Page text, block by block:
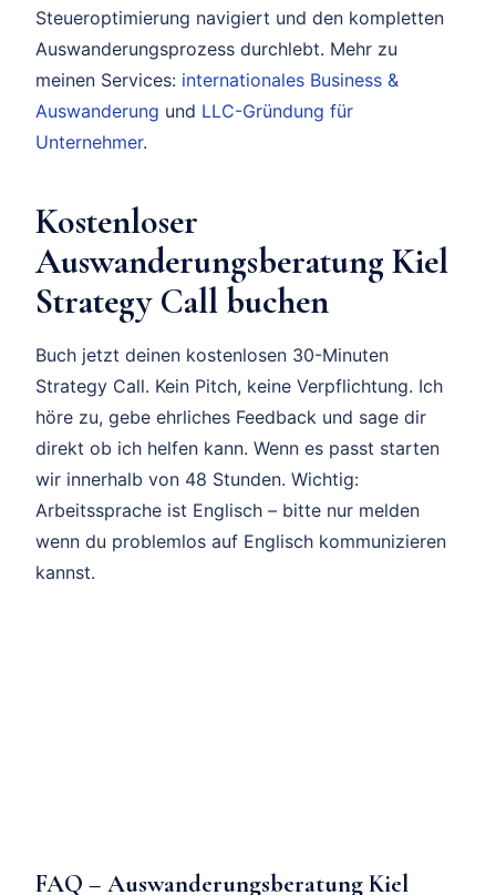
Steueroptimierung navigiert und den kompletten
Auswanderungsprozess durchlebt. Mehr zu
meinen Services: internationales Business &
Auswanderung und LLC-Gründung für
Unternehmer.
Kostenloser
Auswanderungsberatung Kiel
Strategy Call buchen
Buch jetzt deinen kostenlosen 30-Minuten
Strategy Call. Kein Pitch, keine Verpflichtung. Ich
höre zu, gebe ehrliches Feedback und sage dir
direkt ob ich helfen kann. Wenn es passt starten
wir innerhalb von 48 Stunden. Wichtig:
Arbeitssprache ist Englisch – bitte nur melden
wenn du problemlos auf Englisch kommunizieren
kannst.
FAQ – Auswanderungsberatung Kiel